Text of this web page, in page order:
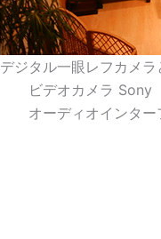
デジタル一眼レフカメ
ビデオカメラ Sony
オーディオインター